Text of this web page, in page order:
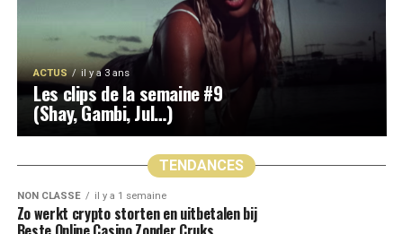
ACTUS il y a 3 ans
Les clips de la semaine #9
(Shay, Gambi, Jul…)
TENDANCES
NON CLASSÉ il y a 1 semaine
Zo werkt crypto storten en uitbetalen bij